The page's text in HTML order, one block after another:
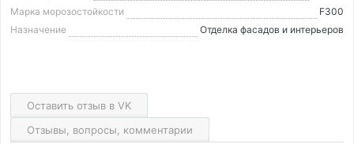
Марка морозостойкости
F300
Назначение
Отделка фасадов и интерьеров
Оставить отзыв в VK
Отзывы, вопросы, комментарии